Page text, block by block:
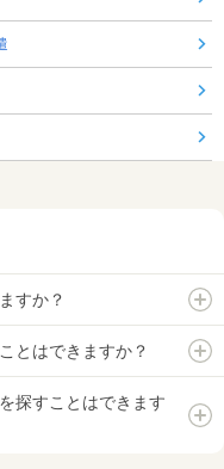
すか？
とはできますか？
探すことはできます